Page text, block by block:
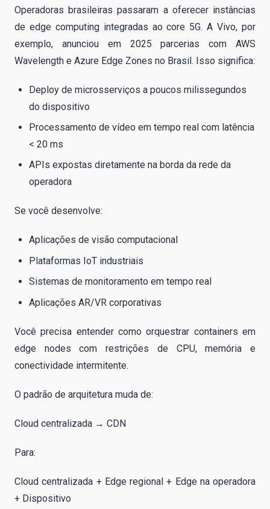
Operadoras brasileiras passaram a oferecer instâncias
de edge computing integradas ao core 5G. A Vivo, por
exemplo, anunciou em 2025 parcerias com AWS
Wavelength e Azure Edge Zones no Brasil. Isso significa:
Deploy de microsserviços a poucos milissegundos
do dispositivo
Processamento de vídeo em tempo real com latência
< 20 ms
APIs expostas diretamente na borda da rede da
operadora
Se você desenvolve:
Aplicações de visão computacional
Plataformas IoT industriais
Sistemas de monitoramento em tempo real
Aplicações AR/VR corporativas
Você precisa entender como orquestrar containers em
edge nodes com restrições de CPU, memória e
conectividade intermitente.
O padrão de arquitetura muda de:
Cloud centralizada → CDN
Para:
Cloud centralizada + Edge regional + Edge na operadora
+ Dispositivo